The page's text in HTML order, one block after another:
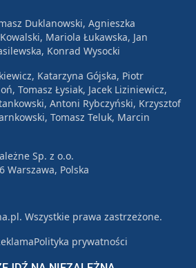
Duklanowski, Agnieszka
Mariola Łukawska, Jan
Konrad Wysocki
Katarzyna Gójska, Piotr
Tomasz Łysiak, Jacek Liziniewicz,
Antoni Rybczyński, Krzysztof
Tomasz Teluk, Marcin
Sp. z o.o.
Warszawa, Polska
Wszystkie prawa zastrzeżone.
Polityka prywatności